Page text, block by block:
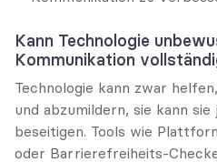
Kann Technologie
Kommunikation
Technologie kann zwar
und abzumildern, sie kann
beseitigen. Tools wie
oder Barrierefreiheits-